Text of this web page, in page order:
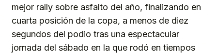
mejor rally sobre asfalto del año, finalizando en
cuarta posición de la copa, a menos de diez
segundos del podio tras una espectacular
jornada del sábado en la que rodó en tiempos